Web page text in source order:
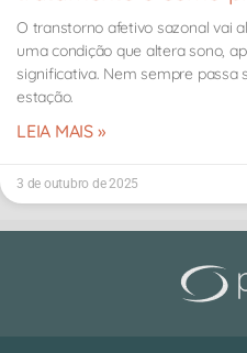
O transtorno afetivo sazonal vai
uma condição que altera sono,
significativa. Nem sempre passa
estação.
LEIA MAIS »
3 de outubro de 2025